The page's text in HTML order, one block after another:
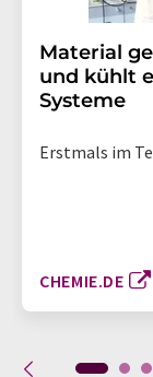
Material
und kühlt
Systeme
Erstmals im
CHEMIE.DE